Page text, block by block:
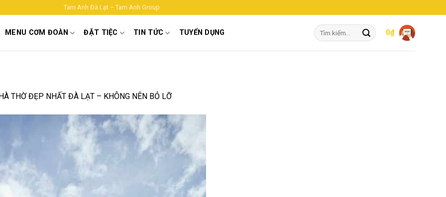
Tam Anh Đà Lạt – Tam Anh Group
MENU CƠM ĐOÀN ĐẶT TIỆC TIN TỨC TUYỂN DỤNG
Tìm
kiếm:
0₫
THỜ ĐẸP NHẤT ĐÀ LẠT – KHÔNG NÊN BỎ LỠ